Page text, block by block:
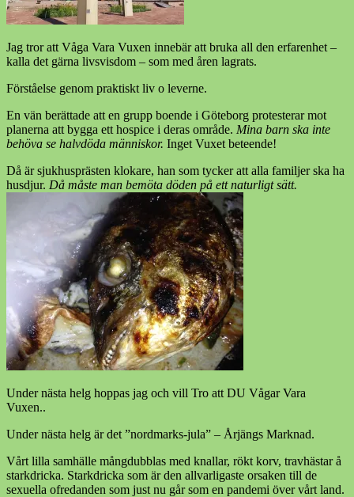
Jag tror att Våga Vara Vuxen innebär att bruka all den erfarenhet –
kalla det gärna livsvisdom – som med åren lagrats.
Förståelse genom praktiskt liv o leverne.
En vän berättade att en grupp boende i Göteborg protesterar mot
planerna att bygga ett hospice i deras område. Mina barn ska inte
behöva se halvdöda människor. Inget Vuxet beteende!
Då är sjukhusprästen klokare, han som tycker att alla familjer ska ha
husdjur. Då måste man bemöta döden på ett naturligt sätt.
Under nästa helg hoppas jag och vill Tro att DU Vågar Vara
Vuxen..
Under nästa helg är det ”nordmarks-jula” – Årjängs Marknad.
Vårt lilla samhälle mångdubblas med knallar, rökt korv, travhästar å
starkdricka. Starkdricka som är den allvarligaste orsaken till de
sexuella ofredanden som just nu går som en pandemi över vårt land.